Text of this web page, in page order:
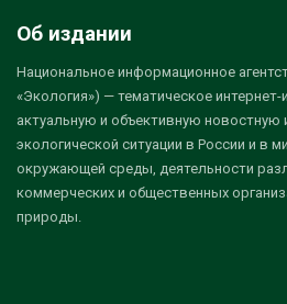
Об издании
Национальное информационное
«Экология») — тематическое
актуальную и объективную
экологической ситуации в России и в
окружающей среды, деятельности
коммерческих и общественных
природы.